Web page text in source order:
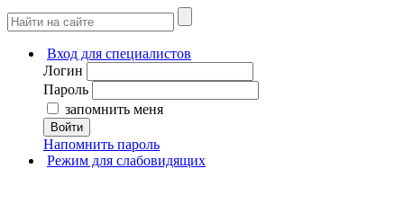
Вход для специалистов
Логин
Пароль
запомнить меня
Войти
Напомнить пароль
Режим для слабовидящих